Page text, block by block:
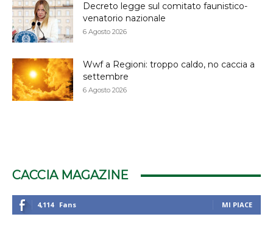
Decreto legge sul comitato faunistico-
venatorio nazionale
6 Agosto 2026
Wwf a Regioni: troppo caldo, no caccia a
settembre
6 Agosto 2026
CACCIA MAGAZINE
4,114 Fans MI PIACE